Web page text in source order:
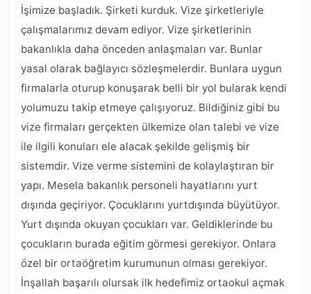
İşimize başladık. Şirketi kurduk. Vize şirketleriyle
çalışmalarımız devam ediyor. Vize şirketlerinin
bakanlıkla daha önceden anlaşmaları var. Bunlar
yasal olarak bağlayıcı sözleşmelerdir. Bunlara uygun
firmalarla oturup konuşarak belli bir yol bularak kendi
yolumuzu takip etmeye çalışıyoruz. Bildiğiniz gibi bu
vize firmaları gerçekten ülkemize olan talebi ve vize
ile ilgili konuları ele alacak şekilde gelişmiş bir
sistemdir. Vize verme sistemini de kolaylaştıran bir
yapı. Mesela bakanlık personeli hayatlarını yurt
dışında geçiriyor. Çocuklarını yurtdışında büyütüyor.
Yurt dışında okuyan çocukları var. Geldiklerinde bu
çocukların burada eğitim görmesi gerekiyor. Onlara
özel bir ortaöğretim kurumunun olması gerekiyor.
İnşallah başarılı olursak ilk hedefimiz ortaokul açmak